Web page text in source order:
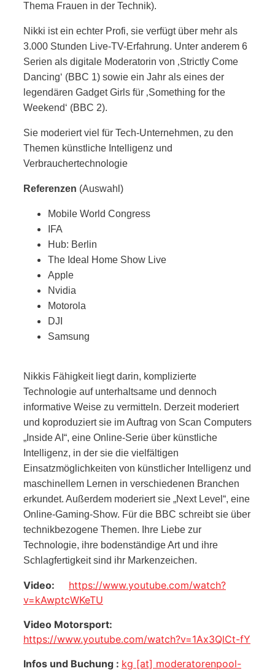
Thema Frauen in der Technik).
Nikki ist ein echter Profi, sie verfügt über mehr als
3.000 Stunden Live-TV-Erfahrung. Unter anderem 6
Serien als digitale Moderatorin von ‚Strictly Come
Dancing‘ (BBC 1) sowie ein Jahr als eines der
legendären Gadget Girls für ‚Something for the
Weekend‘ (BBC 2).
Sie moderiert viel für Tech-Unternehmen, zu den
Themen künstliche Intelligenz und
Verbrauchertechnologie
Referenzen (Auswahl)
Mobile World Congress
IFA
Hub: Berlin
The Ideal Home Show Live
Apple
Nvidia
Motorola
DJI
Samsung
Nikkis Fähigkeit liegt darin, komplizierte
Technologie auf unterhaltsame und dennoch
informative Weise zu vermitteln. Derzeit moderiert
und koproduziert sie im Auftrag von Scan Computers
„Inside AI“, eine Online-Serie über künstliche
Intelligenz, in der sie die vielfältigen
Einsatzmöglichkeiten von künstlicher Intelligenz und
maschinellem Lernen in verschiedenen Branchen
erkundet. Außerdem moderiert sie „Next Level“, eine
Online-Gaming-Show. Für die BBC schreibt sie über
technikbezogene Themen. Ihre Liebe zur
Technologie, ihre bodenständige Art und ihre
Schlagfertigkeit sind ihr Markenzeichen.
Video:
https://www.youtube.com/watch?
v=kAwptcWKeTU
Video Motorsport:
https://www.youtube.com/watch?v=1Ax3QlCt-fY
Infos und Buchung : kg [at] moderatorenpool-